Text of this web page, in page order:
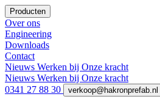
Producten
Over ons
Engineering
Downloads
Contact
Nieuws Werken bij Onze kracht
Nieuws Werken bij Onze kracht
0341 27 88 30
verkoop@hakronprefab.nl